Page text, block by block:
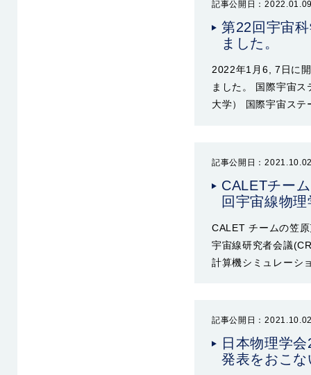
記事公開日：
第22回宇宙
ました。
2022年1月6, 7日に
ました。 国際宇宙
大学） 国際宇宙ス
記事公開日：
CALETチー
回宇宙線物
CALET チームの笠
宇宙線研究者会議
計算機シミュレーシ
記事公開日：
日本物理学
発表をおこ